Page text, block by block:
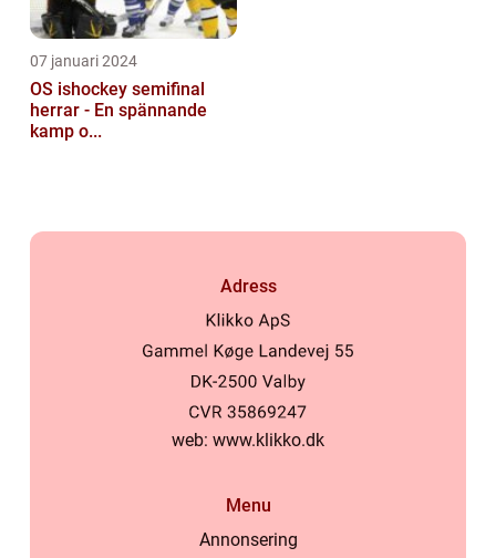
07 januari 2024
OS ishockey semifinal
herrar - En spännande
kamp o...
Adress
web: www.klikko.dk
Menu
Annonsering